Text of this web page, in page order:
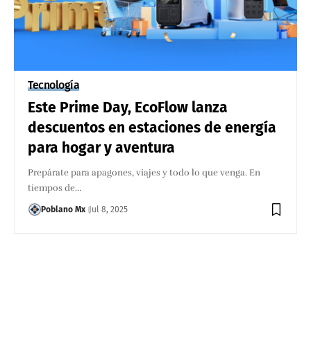
Tecnología
Este Prime Day, EcoFlow lanza
descuentos en estaciones de energía
para hogar y aventura
Prepárate para apagones, viajes y todo lo que venga. En
tiempos de…
Poblano Mx Jul 8, 2025